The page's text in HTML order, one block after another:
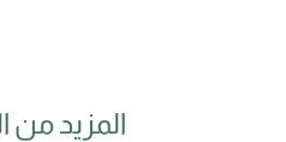
المزيد من